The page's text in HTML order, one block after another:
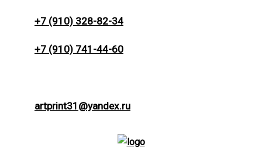
+7 (910) 328-82-34
+7 (910) 741-44-60
artprint31@yandex.ru